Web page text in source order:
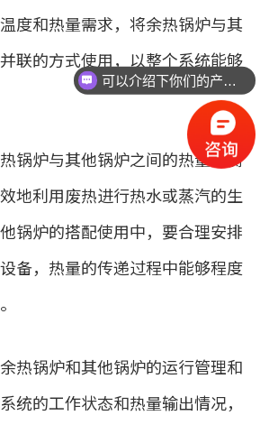
度和热量需求，将余热锅炉与其
联的方式使用，以整个系统能够
锅炉与其他锅炉之间的热量平衡
地利用废热进行热水或蒸汽的生
锅炉的搭配使用中，要合理安排
备，热量的传递过程中能够程度
热锅炉和其他锅炉的运行管理和
统的工作状态和热量输出情况，